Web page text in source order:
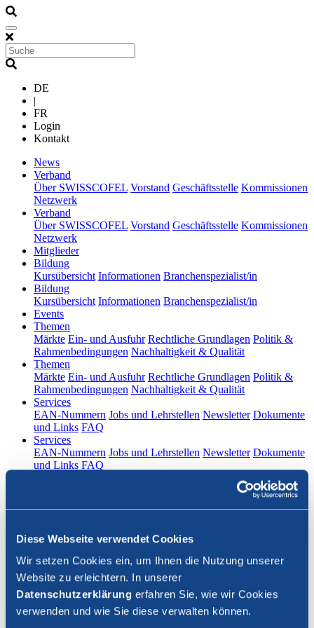
Diese Webseite verwendet Cookies
Wir setzen Cookies ein, um Ihnen die Nutzung unserer
Website zu erleichtern. In unserer
Datenschutzerklärung erfahren Sie, wie wir Cookies
verwenden und wie Sie diese verwalten können.
DE
|
FR
Login
Kontakt
News(current)
Verband
Über SWISSCOFEL Vorstand Geschäftsstelle Kommissionen
Netzwerk
Verband
Über SWISSCOFEL Vorstand Geschäftsstelle Kommissionen
Netzwerk
Mitglieder(current)
Bildung(current)
Kursübersicht Informationen Branchenspezialist/in
Bildung(current)
Kursübersicht Informationen Branchenspezialist/in
Events(current)
Themen
Märkte Ein- und Ausfuhr Rechtliche Grundlagen Politik &
Rahmenbedingungen Nachhaltigkeit & Qualität
Themen
Märkte Ein- und Ausfuhr Rechtliche Grundlagen Politik &
Rahmenbedingungen Nachhaltigkeit & Qualität
Services(current)
EAN-Nummern Jobs und Lehrstellen Newsletter Dokumente
und Links FAQ
Services(current)
EAN-Nummern Jobs und Lehrstellen Newsletter Dokumente
und Links FAQ
FR
Login
Suche schliessen